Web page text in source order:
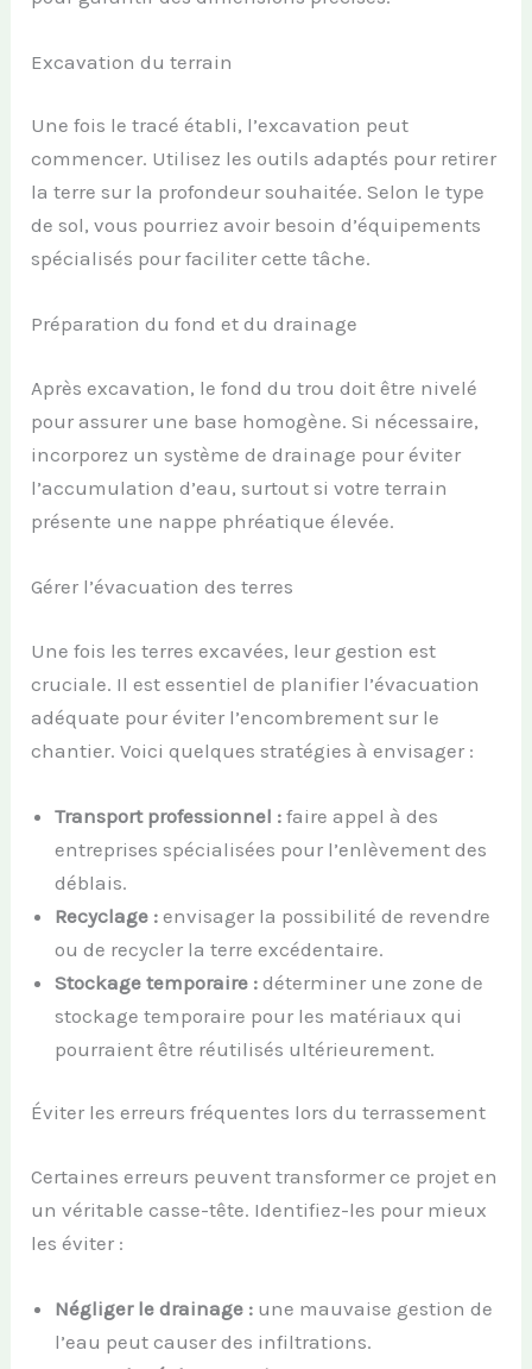
Excavation du terrain
Une fois le tracé établi, l’excavation peut
commencer. Utilisez les outils adaptés pour retirer
la terre sur la profondeur souhaitée. Selon le type
de sol, vous pourriez avoir besoin d’équipements
spécialisés pour faciliter cette tâche.
Préparation du fond et du drainage
Après excavation, le fond du trou doit être nivelé
pour assurer une base homogène. Si nécessaire,
incorporez un système de drainage pour éviter
l’accumulation d’eau, surtout si votre terrain
présente une nappe phréatique élevée.
Gérer l’évacuation des terres
Une fois les terres excavées, leur gestion est
cruciale. Il est essentiel de planifier l’évacuation
adéquate pour éviter l’encombrement sur le
chantier. Voici quelques stratégies à envisager :
Transport professionnel : faire appel à des
entreprises spécialisées pour l’enlèvement des
déblais.
Recyclage : envisager la possibilité de revendre
ou de recycler la terre excédentaire.
Stockage temporaire : déterminer une zone de
stockage temporaire pour les matériaux qui
pourraient être réutilisés ultérieurement.
Éviter les erreurs fréquentes lors du terrassement
Certaines erreurs peuvent transformer ce projet en
un véritable casse-tête. Identifiez-les pour mieux
les éviter :
Négliger le drainage : une mauvaise gestion de
l’eau peut causer des infiltrations.